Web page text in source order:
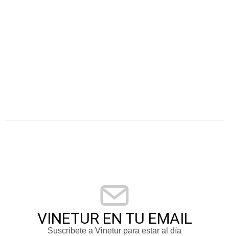
VINETUR EN TU EMAIL
Suscríbete a Vinetur para estar al día